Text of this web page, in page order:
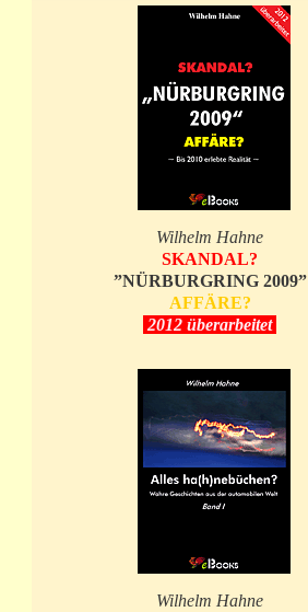
Wilhelm Hahne
SKANDAL?
”NÜRBURGRING 2009”
AFFÄRE?
2012 überarbeitet
Wilhelm Hahne